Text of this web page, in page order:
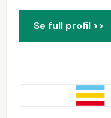
Se full profil >>